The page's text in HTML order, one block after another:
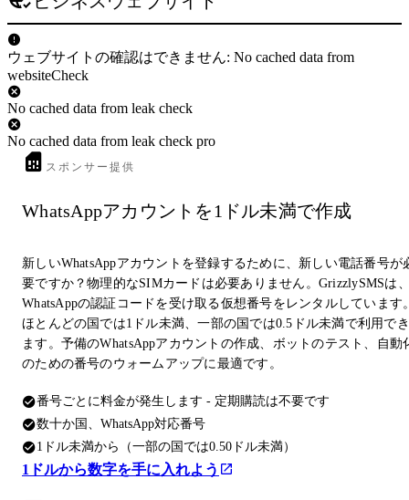
ウェブサイトの確認はできません: No cached data from
websiteCheck
No cached data from leak check
No cached data from leak check pro
スポンサー提供
WhatsAppアカウントを1ドル未満で作成
新しいWhatsAppアカウントを登録するために、新しい電話番号が
要ですか？物理的なSIMカードは必要ありません。GrizzlySMSは
WhatsAppの認証コードを受け取る仮想番号をレンタルしています
ほとんどの国では1ドル未満、一部の国では0.5ドル未満で利用でき
ます。予備のWhatsAppアカウントの作成、ボットのテスト、自動
のための番号のウォームアップに最適です。
番号ごとに料金が発生します - 定期購読は不要です
数十か国、WhatsApp対応番号
1ドル未満から（一部の国では0.50ドル未満）
1ドルから数字を手に入れよう